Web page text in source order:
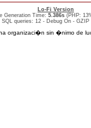
Lo-Fi Version
Generation Time: 5.386s (PHP:
SQL queries: 12 - Debug On - GZIP
organizaci�n sin �nimo de